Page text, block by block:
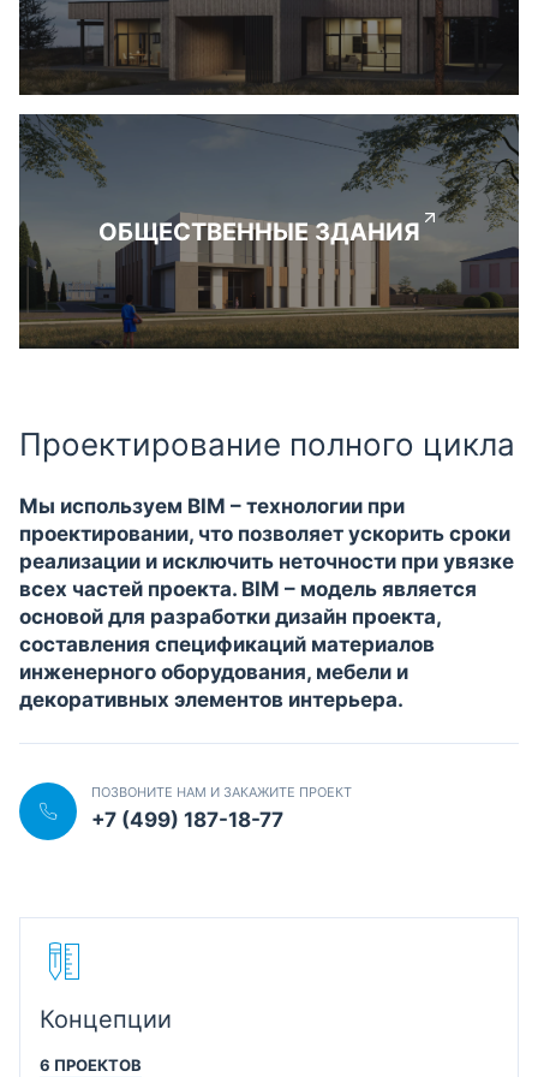
ОБЩЕСТВЕННЫЕ ЗДАНИЯ
Проектирование полного цикла
Мы используем BIM – технологии при
проектировании, что позволяет ускорить сроки
реализации и исключить неточности при увязке
всех частей проекта. BIM – модель является
основой для разработки дизайн проекта,
составления спецификаций материалов
инженерного оборудования, мебели и
декоративных элементов интерьера.
ПОЗВОНИТЕ НАМ И ЗАКАЖИТЕ ПРОЕКТ
+7 (499) 187-18-77
Концепции
6 ПРОЕКТОВ